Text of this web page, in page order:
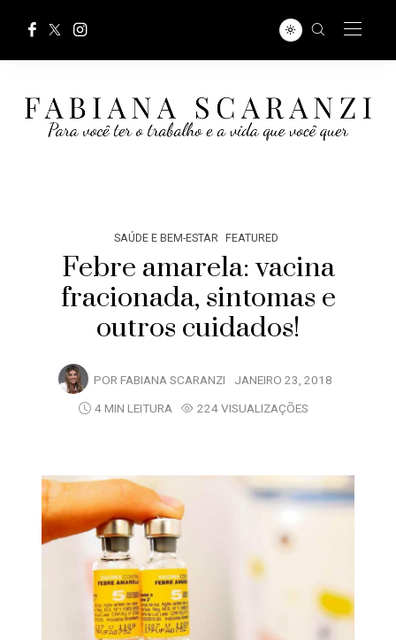
SAÚDE E BEM-ESTAR FEATURED
Febre amarela: vacina
fracionada, sintomas e
outros cuidados!
POR FABIANA SCARANZI JANEIRO 23, 2018
4 MIN LEITURA
224 VISUALIZAÇÕES